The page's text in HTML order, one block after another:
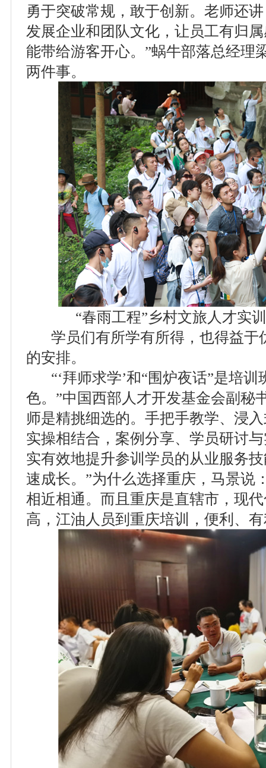
勇于突破常规，敢于创新。老师还
发展企业和团队文化，让员工有归
能带给游客开心。”蜗牛部落总经理
两件事。
“春雨工程”乡村文旅人才实
学员们有所学有所得，也得益于
的安排。
“‘拜师求学’和“围炉夜话”是培训
色。”中国西部人才开发基金会副秘
师是精挑细选的。手把手教学、浸
实操相结合，案例分享、学员研讨
实有效地提升参训学员的从业服务
速成长。”为什么选择重庆，马景说
相近相通。而且重庆是直辖市，现
高，江油人员到重庆培训，便利、